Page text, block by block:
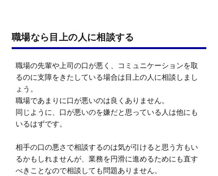
職場なら目上の人に相談する
職場の先輩や上司の口が悪く、コミュニケーションを取
るのに支障をきたしている場合は目上の人に相談しまし
ょう。
職場であまりに口が悪いのは良くありません。
同じように、口が悪いのを嫌だと思っている人は他にも
いるはずです。
相手の口の悪さで相談するのは気が引けると思う方もい
るかもしれませんが、業務を円滑に進めるためにも直す
べきことなので相談しても問題ありません。